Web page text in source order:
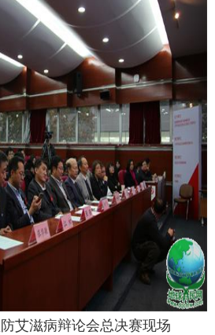
艾滋病辩论会总决赛现场